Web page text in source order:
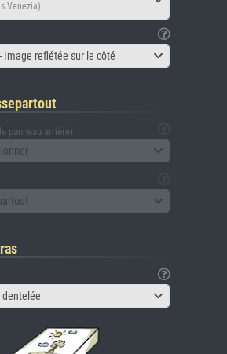
Venezia)
Image reflétée sur le côté
panneau arrière)